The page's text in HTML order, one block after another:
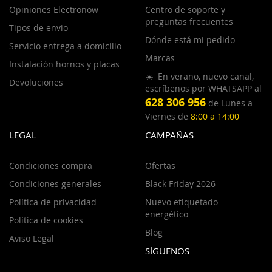
Opiniones Electronow
Tipos de envio
Servicio entrega a domicilio
Instalación hornos y placas
Devoluciones
Centro de soporte y
preguntas frecuentes
Dónde está mi pedido
Marcas
☀️ En verano, nuevo canal,
escríbenos por WHATSAPP al
628 306 956 de Lunes a
Viernes de 8:00 a 14:00
LEGAL
Condiciones compra
Condiciones generales
Política de privacidad
Política de cookies
Aviso Legal
CAMPAÑAS
Ofertas
Black Friday 2026
Nuevo etiquetado
energético
Blog
SÍGUENOS